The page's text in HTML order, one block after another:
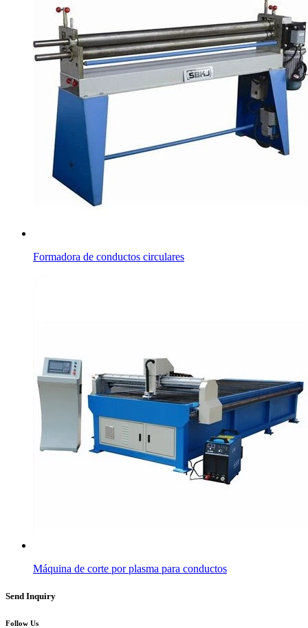
Formadora de conductos circulares
Máquina de corte por plasma para conductos
Send Inquiry
Follow Us